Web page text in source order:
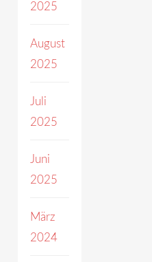
2025
August
2025
Juli
2025
Juni
2025
März
2024